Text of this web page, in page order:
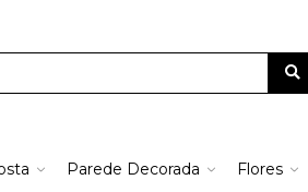
Parede Decorada Flores